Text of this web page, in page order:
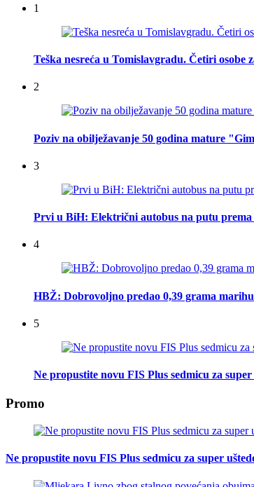
1
Teška nesreća u Tomislavgradu. Četiri osobe
2
Poziv na obilježavanje 50 godina mature
3
Prvi u BiH: Električni autobus na putu prema
4
HBŽ: Dobrovoljno predao 0,39 grama
5
Ne propustite novu FIS Plus sedmicu za super
Promo
Ne propustite novu FIS Plus sedmicu za super